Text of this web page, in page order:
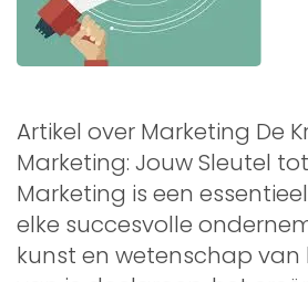
Artikel over Marketing De
Marketing: Jouw Sleutel
Marketing is een
elke succesvolle
kunst en wetenschap van